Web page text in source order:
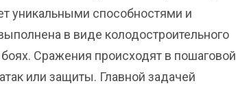
уникальными способностями и
в виде колодостроительного
Сражения происходят в пошаговой
или защиты. Главной задачей